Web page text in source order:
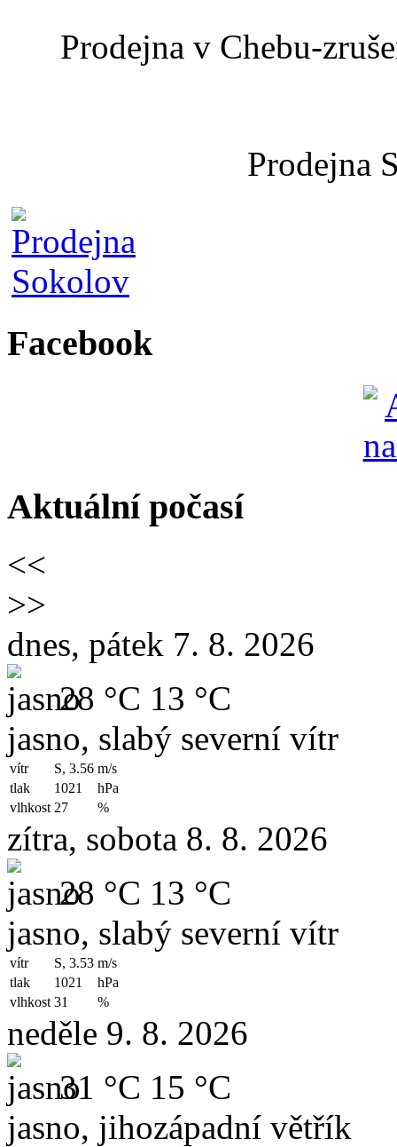
Prodejna v Chebu-
Prodejna
Facebook
Aktuální počasí
<<
>>
dnes, pátek 7. 8. 2026
28 °C 13 °C
jasno, slabý severní vítr
vítr S, 3.56 m/s
tlak
1021
hPa
vlhkost 27 %
zítra, sobota 8. 8. 2026
28 °C 13 °C
jasno, slabý severní vítr
vítr S, 3.53 m/s
tlak
1021
hPa
vlhkost 31 %
neděle 9. 8. 2026
31 °C 15 °C
jasno, jihozápadní větřík